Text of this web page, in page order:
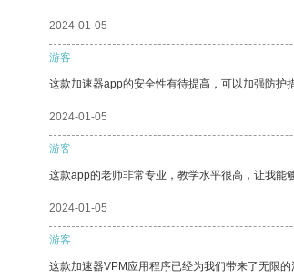
2024-01-05
游客
这款加速器app的安全性有待提高，可以加强防护
2024-01-05
游客
这款app的老师非常专业，教学水平很高，让我能
2024-01-05
游客
这款加速器VPM应用程序已经为我们带来了无限的